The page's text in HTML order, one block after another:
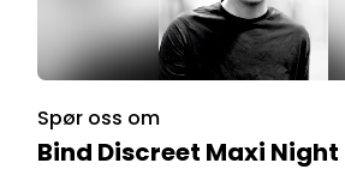
Spør oss om
Bind Discreet Maxi Night